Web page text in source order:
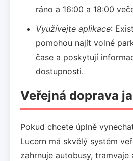
ráno a 16:00 a 18:00
Využívejte aplikace:
pomohou najít volné
čase a poskytují
dostupnosti.
Veřejná doprava
Pokud chcete úplně
Lucern má skvělý systém
zahrnuje autobusy, tramvaje